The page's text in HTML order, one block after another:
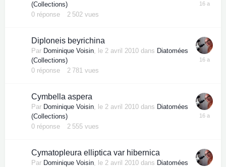
(Collections)
0 réponse 2 502 vues
Diploneis beyrichina
Par Dominique Voisin, le 2 avril 2010 dans Diatomées
(Collections)
0 réponse 2 781 vues
Cymbella aspera
Par Dominique Voisin, le 2 avril 2010 dans Diatomées
(Collections)
0 réponse 2 555 vues
Cymatopleura elliptica var hibernica
Par Dominique Voisin, le 2 avril 2010 dans Diatomées